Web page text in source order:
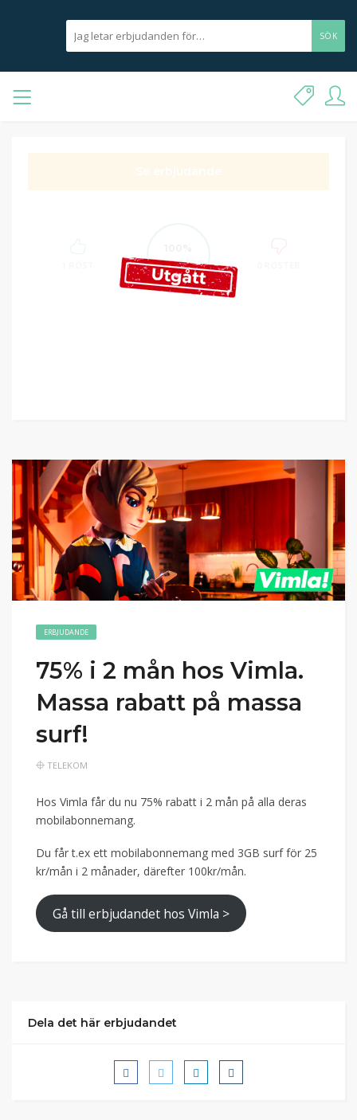
SÖK
Framgång
ERBJUDANDE
75% i 2 mån hos Vimla.
Massa rabatt på massa
surf!
TELEKOM
Hos Vimla får du nu 75% rabatt i 2 mån på alla deras
mobilabonnemang.
Du får t.ex ett mobilabonnemang med 3GB surf för 25
kr/mån i 2 månader, därefter 100kr/mån.
Gå till erbjudandet hos Vimla >
Dela det här erbjudandet